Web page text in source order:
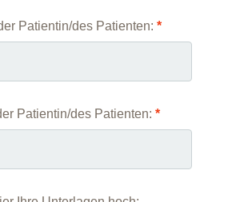
Patientin/des Patienten: *
Patientin/des Patienten: *